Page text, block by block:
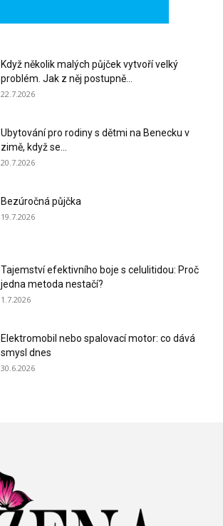
Když několik malých půjček vytvoří velký
problém. Jak z něj postupně...
22.7.2026
Ubytování pro rodiny s dětmi na Benecku v
zimě, když se...
20.7.2026
Bezúročná půjčka
19.7.2026
Tajemství efektivního boje s celulitidou: Proč
jedna metoda nestačí?
1.7.2026
Elektromobil nebo spalovací motor: co dává
smysl dnes
30.6.2026